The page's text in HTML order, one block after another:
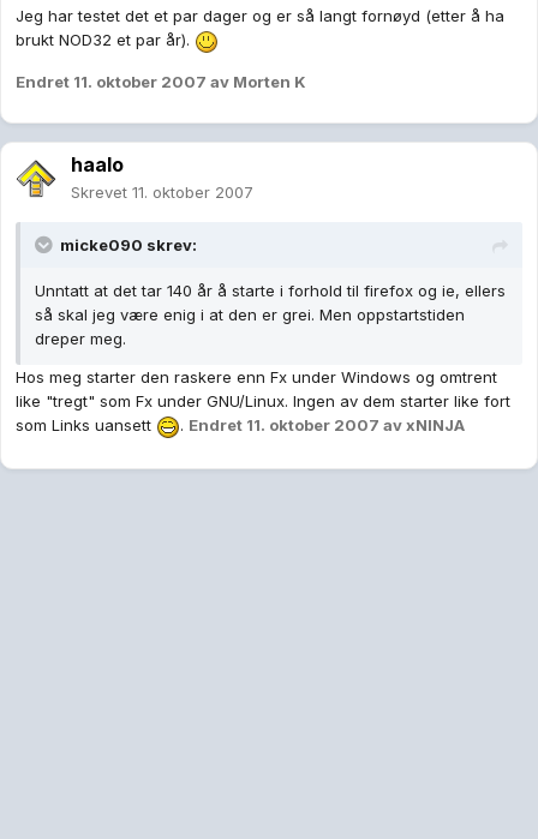
Jeg har testet det et par dager og er så langt fornøyd (etter å ha
brukt NOD32 et par år).
Endret 11. oktober 2007 av Morten K
haalo
Skrevet 11. oktober 2007
micke090 skrev:
Unntatt at det tar 140 år å starte i forhold til firefox og ie, ellers
så skal jeg være enig i at den er grei. Men oppstartstiden
dreper meg.
Hos meg starter den raskere enn Fx under Windows og omtrent
like "tregt" som Fx under GNU/Linux. Ingen av dem starter like fort
som Links uansett
. Endret 11. oktober 2007 av xNINJA